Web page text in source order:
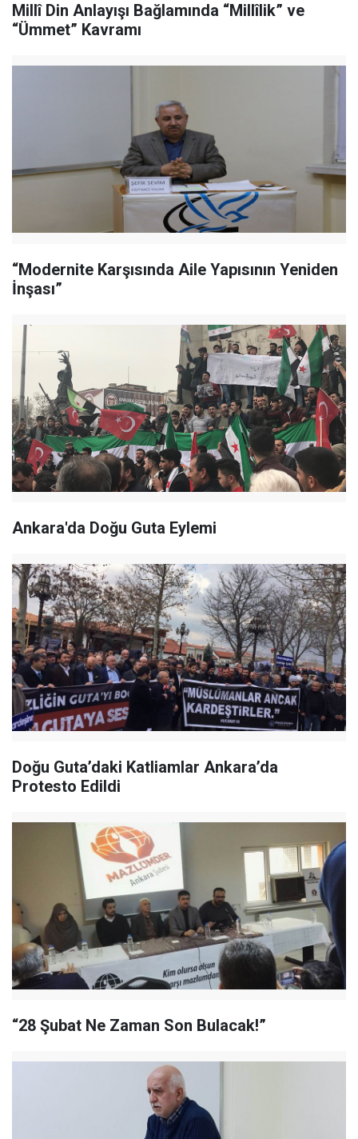
Millî Din Anlayışı Bağlamında “Millîlik” ve
“Ümmet” Kavramı
“Modernite Karşısında Aile Yapısının Yeniden
İnşası”
Ankara'da Doğu Guta Eylemi
Doğu Guta’daki Katliamlar Ankara’da
Protesto Edildi
“28 Şubat Ne Zaman Son Bulacak!”